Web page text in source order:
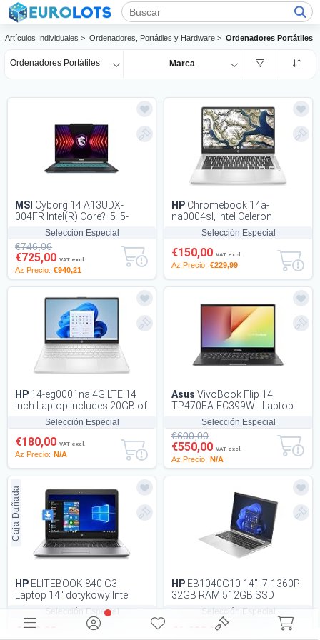
Artículos Individuales > Ordenadores, Portátiles y Hardware > Ordenadores Portátiles
Ordenadores Portátiles Marca
Selección Especial
MSI Cyborg 14 A13UDX-
004FR Intel(R) Core? i5 i5-
13420H Ordinateur portable
35,6 cm (14") F...
€746,06
€725,00 VAT excl.
Az Precio: €940,21
Selección Especial
HP Chromebook 14a-
na0004sl, Intel Celeron
N4120, 4GB RAM LPDDR4,
64GB eMMC, 14" FHD Displa...
€150,00 VAT excl.
Az Precio: €229,99
Selección Especial
HP 14-eg0001na 4G LTE 14
Inch Laptop includes 20GB of
EE Data
€180,00 VAT excl.
Az Precio: N/A
Selección Especial
Asus VivoBook Flip 14
TP470EA-EC399W - Laptop
14 Inches Full HD (Intel Core
i7-1165G7, 16G...
€600,00
€550,00 VAT excl.
Az Precio: N/A
Caja Dañada
Selección Especial
HP ELITEBOOK 840 G3
Laptop 14" dotykowy Intel
Core I5-6200U 6e GEN 2.30
GHZ Kamera interne...
€350,00
Selección Especial
HP EB1040G10 14" i7-1360P
32GB RAM 512GB SSD
Laptop
€1.400,00